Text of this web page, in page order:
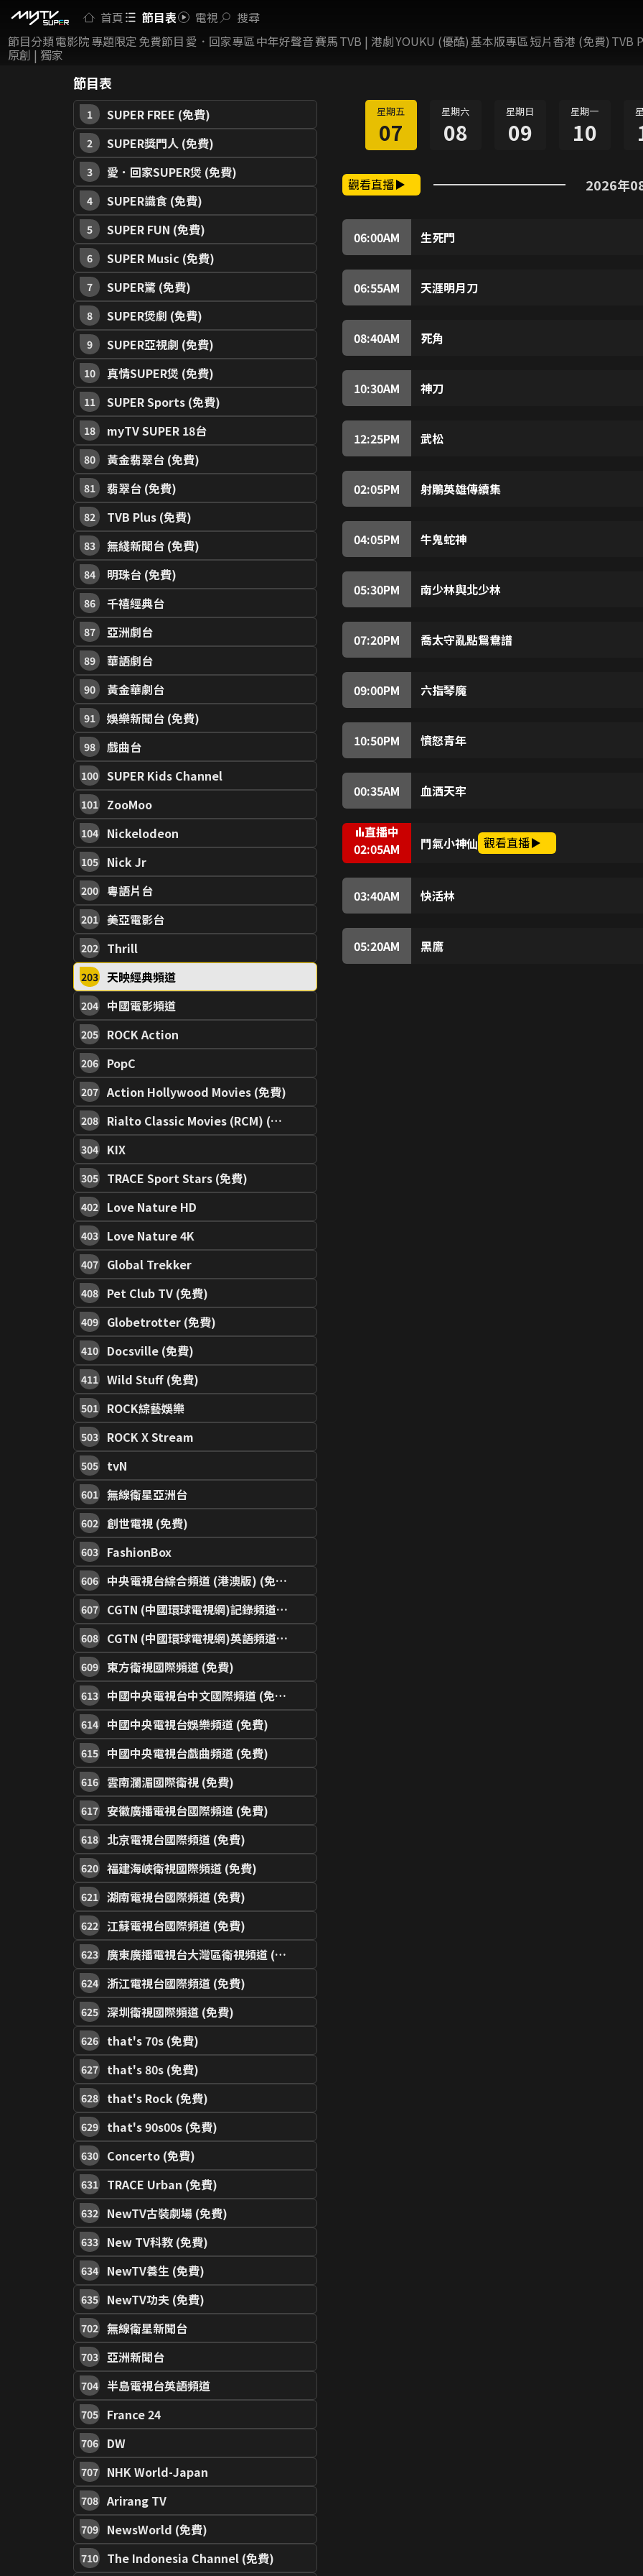
首頁 節目表 電視 搜尋
節目分類電影院專題限定 免費節目 愛．回家專區中年好聲音賽馬TVB | 港劇YOUKU (優酷)基本版專區短片香港 (免費) TVB
原創 | 獨家
節目表
1 SUPER FREE (免費)
2 SUPER獎門人 (免費)
3 愛．回家SUPER煲 (免費)
4 SUPER識食 (免費)
5 SUPER FUN (免費)
6 SUPER Music (免費)
7 SUPER驚 (免費)
8 SUPER煲劇 (免費)
9 SUPER亞視劇 (免費)
10 真情SUPER煲 (免費)
11 SUPER Sports (免費)
18 myTV SUPER 18台
80 黃金翡翠台 (免費)
81 翡翠台 (免費)
82 TVB Plus (免費)
83 無綫新聞台 (免費)
84 明珠台 (免費)
86 千禧經典台
87 亞洲劇台
89 華語劇台
90 黃金華劇台
91 娛樂新聞台 (免費)
98 戲曲台
100 SUPER Kids Channel
101 ZooMoo
104 Nickelodeon
105 Nick Jr
200 粵語片台
201 美亞電影台
202 Thrill
203 天映經典頻道
204 中國電影頻道
205 ROCK Action
206 PopC
207 Action Hollywood Movies (免費)
208 Rialto Classic Movies (RCM) (免費)
304 KIX
305 TRACE Sport Stars (免費)
402 Love Nature HD
403 Love Nature 4K
407 Global Trekker
408 Pet Club TV (免費)
409 Globetrotter (免費)
410 Docsville (免費)
411 Wild Stuff (免費)
501 ROCK綜藝娛樂
503 ROCK X Stream
505 tvN
601 無線衛星亞洲台
602 創世電視 (免費)
603 FashionBox
606 中央電視台綜合頻道 (港澳版) (免費)
607 CGTN (中國環球電視網)記錄頻道 (免費)
608 CGTN (中國環球電視網)英語頻道 (免費)
609 東方衛視國際頻道 (免費)
613 中國中央電視台中文國際頻道 (免費)
614 中國中央電視台娛樂頻道 (免費)
615 中國中央電視台戲曲頻道 (免費)
616 雲南瀾湄國際衛視 (免費)
617 安徽廣播電視台國際頻道 (免費)
618 北京電視台國際頻道 (免費)
620 福建海峽衛視國際頻道 (免費)
621 湖南電視台國際頻道 (免費)
622 江蘇電視台國際頻道 (免費)
623 廣東廣播電視台大灣區衛視頻道 (免費)
624 浙江電視台國際頻道 (免費)
625 深圳衛視國際頻道 (免費)
626 that's 70s (免費)
627 that's 80s (免費)
628 that's Rock (免費)
629 that's 90s00s (免費)
630 Concerto (免費)
631 TRACE Urban (免費)
632 NewTV古裝劇場 (免費)
633 New TV科教 (免費)
634 NewTV養生 (免費)
635 NewTV功夫 (免費)
702 無線衛星新聞台
703 亞洲新聞台
704 半島電視台英語頻道
705 France 24
706 DW
707 NHK World-Japan
708 Arirang TV
709 NewsWorld (免費)
710 The Indonesia Channel (免費)
星期五
07
星期六
08
星期日
09
星期一
10
觀看直播 2026年
06:00AM 生死門
面奪取該璧據為己有,事成後仇亦慘遭毒手。飛刀
憤,勇闖屠佈下之旗陣奪取飛龍璧,交回偵緝隊長
06:55AM 天涯明月刀
在武俠電影的歷史上創下高鋒。
08:40AM 死角
離去;歸家途中,目擊員警追捕逃犯,逃犯掉下之手槍,
10:30AM 神刀
並誓要重奪神刀…
12:25PM 武松
武松知悉後,先殺潘金蓮再殺西門慶,為兄長報仇。
02:05PM 射鵰英雄傳續集
04:05PM 牛鬼蛇神
05:30PM 南少林與北少林
派交惡,展開一番互相殘殺...
07:20PM 喬太守亂點鴛鴦譜
點,結果正好有情人終成眷屬,皆大歡喜。
09:00PM 六指琴魔
10:50PM 憤怒青年
00:35AM 血洒天牢
自認跟蹤白為貪圖美色,救國非少數人所能為,拒
故犯法,先後成功被關入天牢,白竟在天牢再遇樂
直播中
02:05AM 鬥氣小神仙 觀看直播
了男同學米高及保羅,很快成為情侶,兩對小冤家後
03:40AM 快活林
不惜一切助她取回酒家。
05:20AM 黑鷹